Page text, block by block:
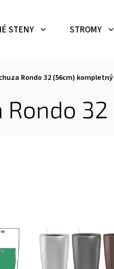
STENY STROMY
Rondo 32 (56cm)